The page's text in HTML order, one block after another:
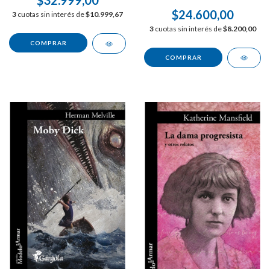
3 cuotas sin interés de$10.999,67 $24.600,00
3 cuotas sin interés de$8.200,00